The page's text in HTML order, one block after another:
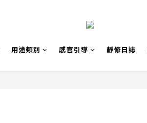
用途類別 感官引導 靜修日誌